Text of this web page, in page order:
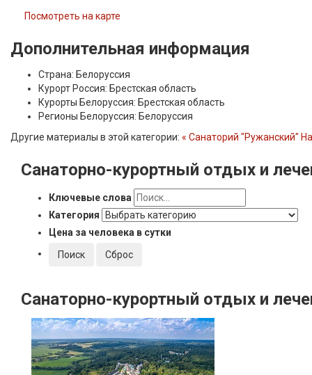
Посмотреть на карте
Дополнительная информация
Страна: Белоруссия
Курорт Россия: Брестская область
Курорты Белоруссия: Брестская область
Регионы Белоруссия: Белоруссия
Другие материалы в этой категории: « Санаторий "Ружанский"
Санаторно-курортный отдых и
Ключевые слова
Категория
Цена за человека в сутки
Санаторно-курортный отдых и